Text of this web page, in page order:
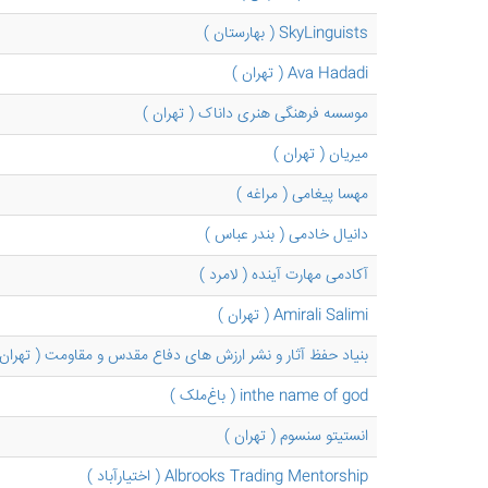
SkyLinguists ( بهارستان )
Ava Hadadi ( تهران )
موسسه فرهنگی هنری داناک ( تهران )
میریان ( تهران )
مهسا پیغامی ( مراغه )
دانیال خادمی ( بندر عباس )
آکادمی مهارت آینده ( لامرد )
Amirali Salimi ( تهران )
بنیاد حفظ آثار و نشر ارزش های دفاع مقدس و مقاومت (
inthe name of god ( باغ‌ملک )
انستیتو سنسوم ( تهران )
Albrooks Trading Mentorship ( اختیارآباد )